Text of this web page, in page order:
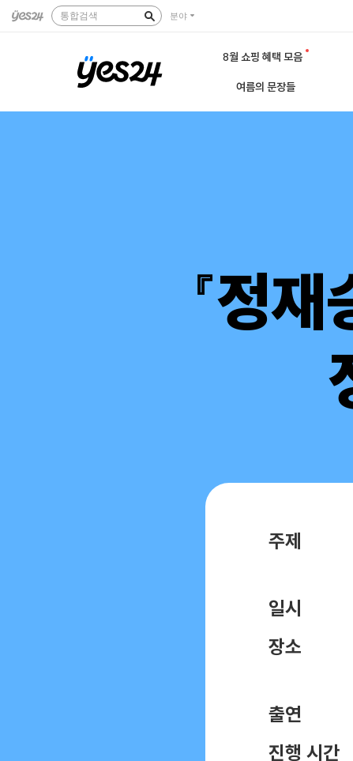
통합검색 분야
8월 쇼핑 혜택 모음
여름의 문장들
『정
주제
일시
장소
출연
진행 시간